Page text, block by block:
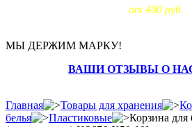
от 400 руб.
МЫ ДЕРЖИМ МАРКУ!
ВАШИ ОТЗЫВЫ О
Главная Товары для хранения
белья
Пластиковые
Корзина